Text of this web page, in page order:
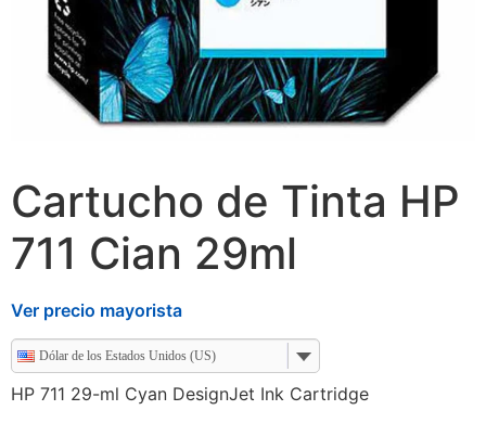
Cartucho de Tinta HP
711 Cian 29ml
Ver precio mayorista
Dólar de los Estados Unidos (US)
HP 711 29-ml Cyan DesignJet Ink Cartridge